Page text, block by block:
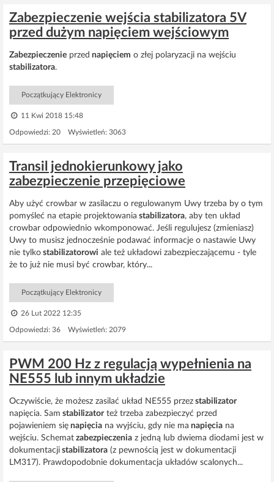
Zabezpieczenie wejścia stabilizatora 5V
przed dużym napięciem wejściowym
Zabezpieczenie przed napięciem o złej polaryzacji na wejściu
stabilizatora.
Początkujący Elektronicy
11 Kwi 2018 15:48
Odpowiedzi: 20 Wyświetleń: 3063
Transil jednokierunkowy jako
zabezpieczenie przepięciowe
Aby użyć crowbar w zasilaczu o regulowanym Uwy trzeba by o tym
pomyśleć na etapie projektowania stabilizatora, aby ten układ
crowbar odpowiednio wkomponować. Jeśli regulujesz (zmieniasz)
Uwy to musisz jednocześnie podawać informacje o nastawie Uwy
nie tylko stabilizatorowi ale też układowi zabezpieczającemu - tyle
że to już nie musi być crowbar, który...
Początkujący Elektronicy
26 Lut 2022 12:35
Odpowiedzi: 36 Wyświetleń: 2079
PWM 200 Hz z regulacją wypełnienia na
NE555 lub innym układzie
Oczywiście, że możesz zasilać układ NE555 przez stabilizator
napięcia. Sam stabilizatorteż trzeba zabezpieczyć przed
pojawieniem się napięcia na wyjściu, gdy nie ma napięcia na
wejściu. Schemat zabezpieczenia z jedną lub dwiema diodami jest w
dokumentacji stabilizatora (z pewnością jest w dokumentacji
LM317). Prawdopodobnie dokumentacja układów scalonych...